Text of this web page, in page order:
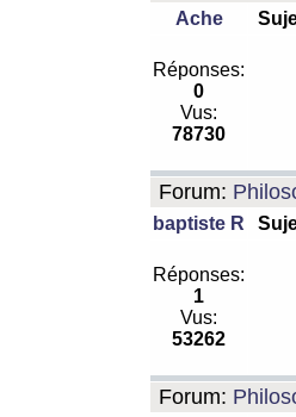
Ache
Réponses:
0
Vus:
78730
Forum:
baptiste R
Réponses:
1
Vus:
53262
Forum: